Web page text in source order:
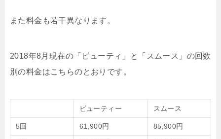
また料金も若干異なります。
2018年8月現在の「ビューティ」と「スムース」の回数
別の料金はこちらのとおりです。
ビューティー スムース
5回 61,900円 85,900円